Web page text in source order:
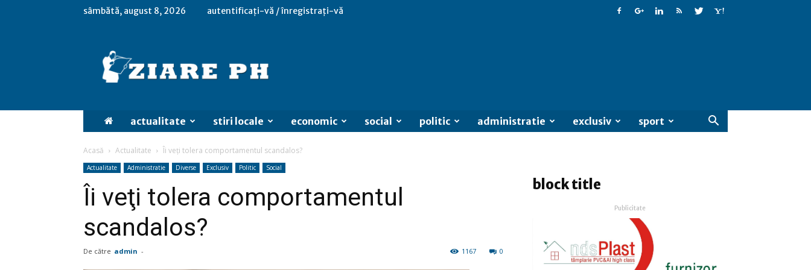
sâmbătă, august 8, 2026 autentificați-vă / înregistrați-vă
actualitate stiri locale economic social politic administratie exclusiv sport
Acasă Actualitate Îi veţi tolera comportamentul scandalos?
Actualitate Administratie Diverse Exclusiv Politic Social
Îi veţi tolera comportamentul
scandalos?
De către admin - 0
1167
block title
Publicitate